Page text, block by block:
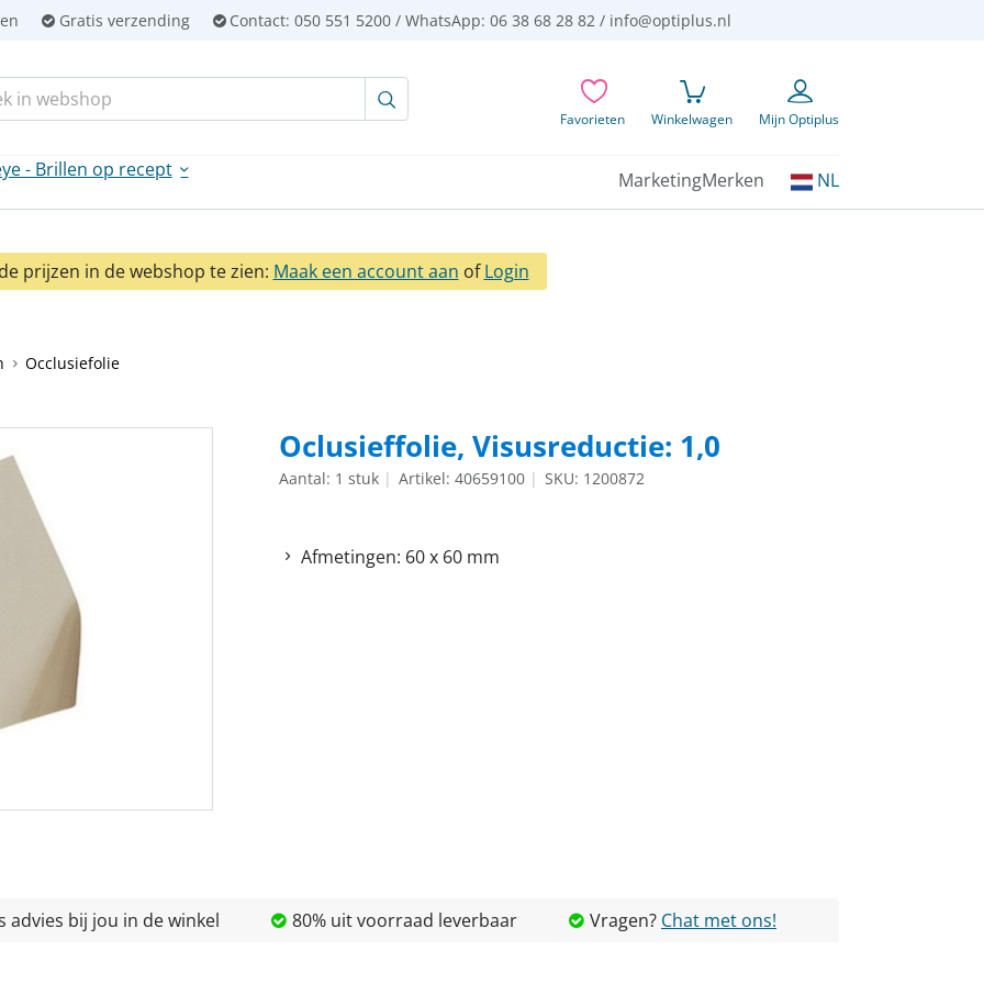
Gratis verzending Contact: 050 551 5200 / WhatsApp: 06 38 68 28 82 / info@optiplus.nl
Favorieten Winkelwagen Mijn Optiplus
- Brillen op recept MarketingMerken
Kies
uw
NL
prijzen in de webshop te zien: Maak een account aan ofLogin
Occlusiefolie
Oclusieffolie, Visusreductie: 1,0
Aantal: 1 stuk Artikel: 40659100 SKU: 1200872
Afmetingen: 60 x 60 mm
advies bij jou in de winkel 80% uit voorraad leverbaar Vragen? Chat met ons!